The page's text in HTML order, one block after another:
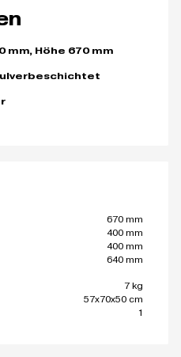
mm, Höhe 670 mm
670 mm
400 mm
400 mm
640 mm
7 kg
57x70x50 cm
1